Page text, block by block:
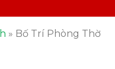
» Bố Trí Phòng Thờ